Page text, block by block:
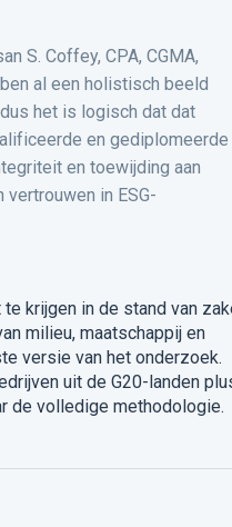
S. Coffey, CPA, CGMA,
al een holistisch beeld
het is logisch dat dat
en gediplomeerde
en toewijding aan
in ESG-
krijgen in de stand van
milieu, maatschappij en
versie van het onderzoek.
uit de G20-landen
de volledige methodologie.